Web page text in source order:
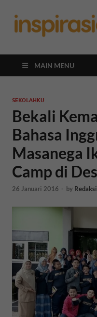
MAIN MENU
SEKOLAHKU
Bekali
Bahasa
Masanega
Camp di
26 Januari 2016 - by Redaksi